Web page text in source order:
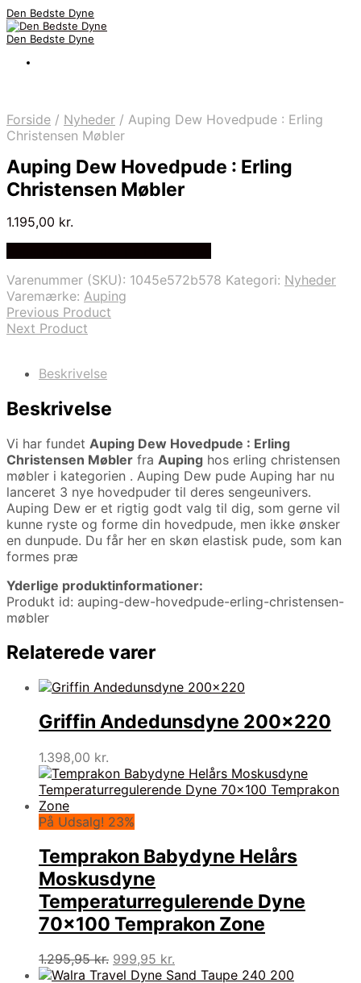
Den Bedste Dyne
Den Bedste Dyne
Forside / Nyheder / Auping Dew Hovedpude : Erling
Christensen Møbler
Auping Dew Hovedpude : Erling
Christensen Møbler
1.195,00 kr.
Varenummer (SKU): 1045e572b578 Kategori: Nyheder
Varemærke: Auping
Previous Product
Next Product
Beskrivelse
Beskrivelse
Vi har fundet Auping Dew Hovedpude : Erling
Christensen Møbler fra Auping hos erling christensen
møbler i kategorien . Auping Dew pude Auping har nu
lanceret 3 nye hovedpuder til deres sengeunivers.
Auping Dew er et rigtig godt valg til dig, som gerne vil
kunne ryste og forme din hovedpude, men ikke ønsker
en dunpude. Du får her en skøn elastisk pude, som kan
formes præ
Yderlige produktinformationer:
Produkt id: auping-dew-hovedpude-erling-christensen-
møbler
Relaterede varer
Griffin Andedunsdyne 200×220
1.398,00 kr.
På Udsalg! 23%
Temprakon Babydyne Helårs
Moskusdyne
Temperaturregulerende Dyne
70×100 Temprakon Zone
1.295,95kr. Den
oprindelige
999,95 kr.
aktuelle